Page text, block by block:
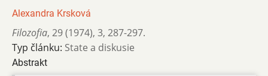
Alexandra Krsková
Filozofia, 29 (1974), 3, 287-297.
Typ článku: State a diskusie
Abstrakt